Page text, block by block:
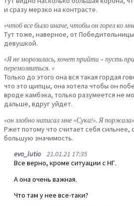
и сразу мерзко на контрасте.
«чтоб все было иначе, чтобы он горел ко
Тут тоже, наверное, от
девушкой.
«Я не морозилась, хочет прийти – пусть
перемолвиться. «
Только до этого она вся такая гордая
что это щипцы, она хотела чтобы он
вроде камбэка, только разумеется не
дальше, вдруг уйдет.
«он злобно написал мне «Сука!». Я поржала»
Ржет потому что считает себя сильнее,
большую значимость.
evo_lutio21.01.21 17:35
Все верно, кроме ситуации с НГ.
А она очень важная.
Что там у нее все-таки?